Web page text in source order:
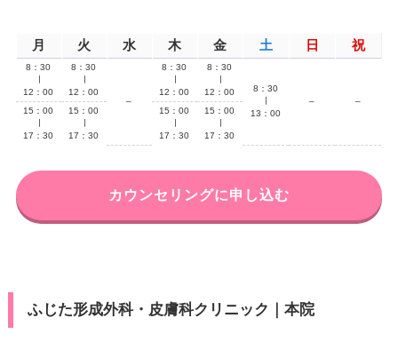
月 火 水 木 金 土 日 祝
8：30
12：00
8：30
12：00
–
8：30
12：00
8：30
12：00
8：30
13：00
–
–
15：00
17：30
15：00
17：30
15：00
17：30
15：00
17：30
カウンセリングに申し込む
ふじた形成外科・皮膚科クリニック｜本院